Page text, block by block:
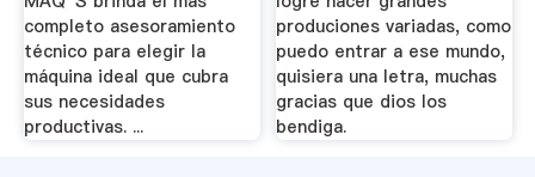
completo asesoramiento
técnico para elegir la
máquina ideal que cubra
sus necesidades
productivas. ...
produciones variadas, como
puedo entrar a ese mundo,
quisiera una letra, muchas
gracias que dios los
bendiga.